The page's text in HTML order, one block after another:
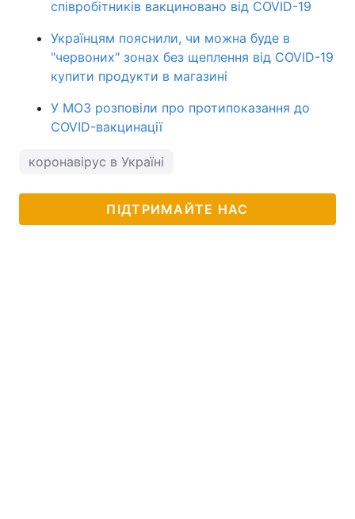
співробітників вакциновано від COVID-19
Українцям пояснили, чи можна буде в
"червоних" зонах без щеплення від COVID-19
купити продукти в магазині
У МОЗ розповіли про протипоказання до
COVID-вакцинації
коронавірус в Україні
ПІДТРИМАЙТЕ НАС